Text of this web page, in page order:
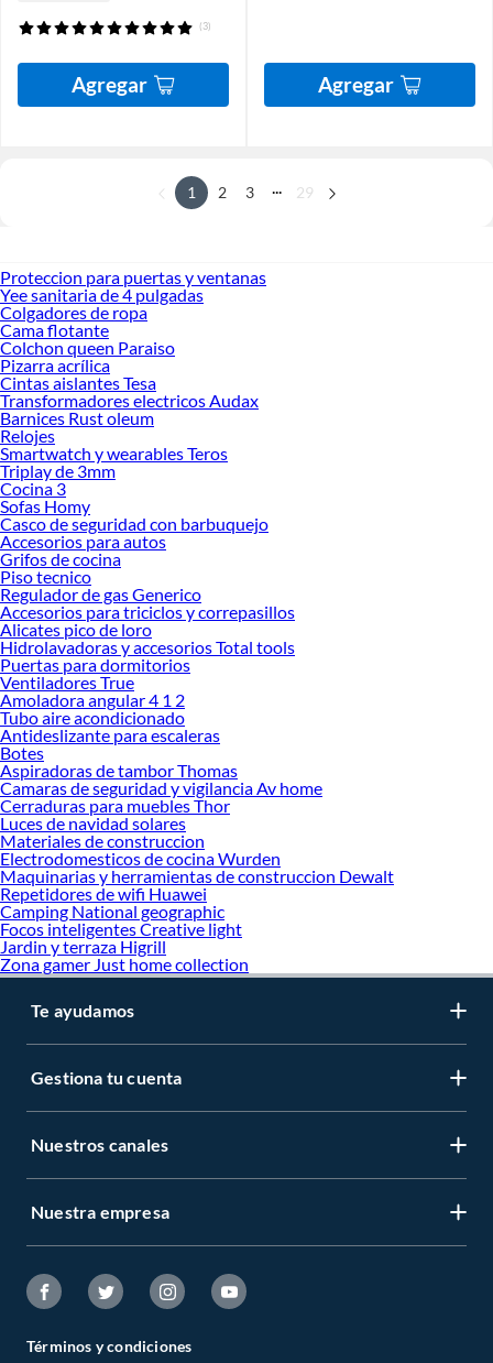
(3)
Agregar Agregar
1 2 3 ... 29
Proteccion para puertas y ventanas
Yee sanitaria de 4 pulgadas
Colgadores de ropa
Cama flotante
Colchon queen Paraiso
Pizarra acrílica
Cintas aislantes Tesa
Transformadores electricos Audax
Barnices Rust oleum
Relojes
Smartwatch y wearables Teros
Triplay de 3mm
Cocina 3
Sofas Homy
Casco de seguridad con barbuquejo
Accesorios para autos
Grifos de cocina
Piso tecnico
Regulador de gas Generico
Accesorios para triciclos y correpasillos
Alicates pico de loro
Hidrolavadoras y accesorios Total tools
Puertas para dormitorios
Ventiladores True
Amoladora angular 4 1 2
Tubo aire acondicionado
Antideslizante para escaleras
Botes
Aspiradoras de tambor Thomas
Camaras de seguridad y vigilancia Av home
Cerraduras para muebles Thor
Luces de navidad solares
Materiales de construccion
Electrodomesticos de cocina Wurden
Maquinarias y herramientas de construccion Dewalt
Repetidores de wifi Huawei
Camping National geographic
Focos inteligentes Creative light
Jardin y terraza Higrill
Zona gamer Just home collection
Te ayudamos
Gestiona tu cuenta
Nuestros canales
Nuestra empresa
Términos y condiciones